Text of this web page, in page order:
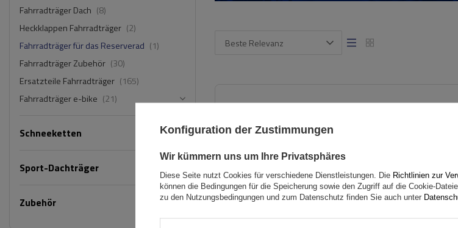
Fahrradträger Dach (8)
Heckklappen Fahrradträger (2)
Fahrradträger für das Reserverad (1)
Fahrradträger Zubehör (30)
Ersatzteile Fahrradträger (165)
Fahrradträger e-bike (21)
Schneeketten
Sport-Dachträger
Zubehör
Beste Relevanz
universelles
Konfiguration der Zustimmungen
Wir kümmern uns um Ihre Privatsphäres
Diese Seite nutzt Cookies für verschiedene Dienstleistungen. Die Richtlinien zur
können die Bedingungen für die Speicherung sowie den Zugriff auf die Cookie-
zu den Nutzungsbedingungen und zum Datenschutz finden Sie auch unter